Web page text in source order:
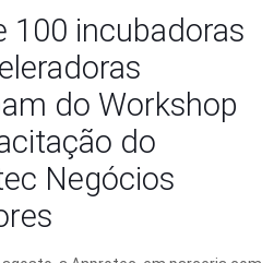
100 incubadoras
do Workshop
do
Negócios